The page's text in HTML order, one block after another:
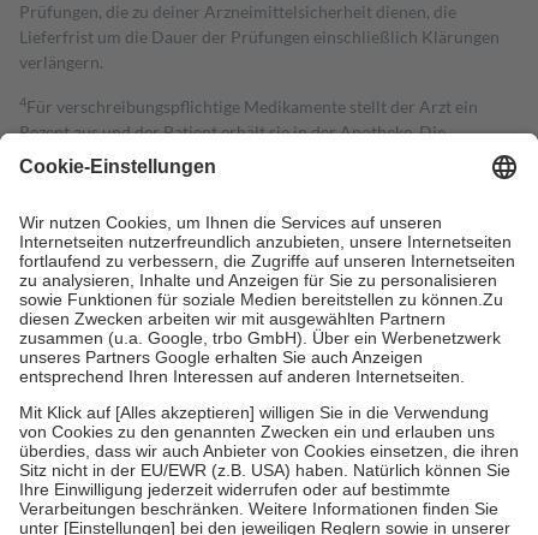
Prüfungen, die zu deiner Arzneimittelsicherheit dienen, die
Lieferfrist um die Dauer der Prüfungen einschließlich Klärungen
verlängern.
4Für verschreibungspflichtige Medikamente stellt der Arzt ein
Rezept aus und der Patient erhält sie in der Apotheke. Die
gesetzliche Krankenversicherung übernimmt in der Regel die
Kosten dafür, der Versicherte trägt einen Teil davon als Zuzahlung
Grundsätzlich leisten Mitglieder Zuzahlungen in Höhe von zehn
Prozent des Abgabepreises,mindestens jedochfünf Euround
höchstens zehn Euro.Es sind jedoch nie mehr als die tatsächlichen
Kosten der Leistung zu entrichten.
Diese Regeln gelten grundsätzlich auch für Online-Apotheken.
Bei Heilmitteln und häuslicher Krankenpflege beträgt die
Zuzahlung zehn Prozent der Kosten sowie zehn Euro je
Verordnung.
Um das Engagement der Versicherten für ihre eigene Gesundheit zu
stärken und die besondere Stellung der Familie zu unterstützen,
fallenkeine Zuzahlungenan bei:
• Kindern und Jugendlichen bis zum vollendeten 18. Lebensjahr